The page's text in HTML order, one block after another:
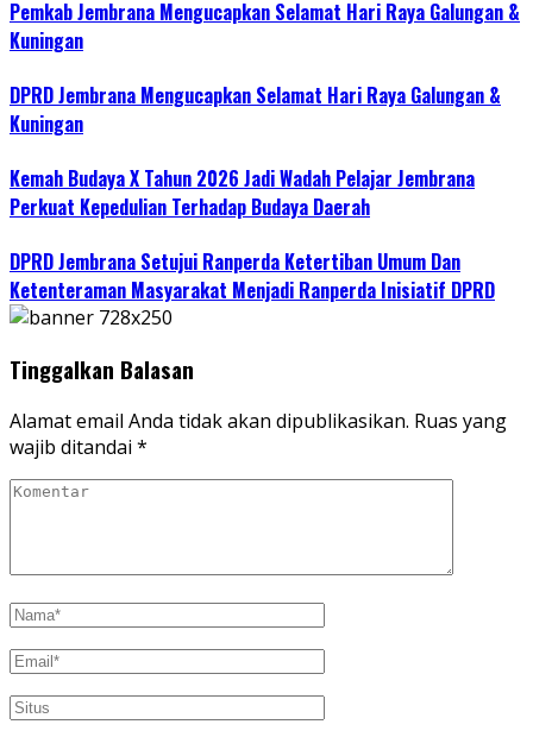
Pemkab Jembrana Mengucapkan Selamat Hari Raya Galungan &
Kuningan
DPRD Jembrana Mengucapkan Selamat Hari Raya Galungan &
Kuningan
Kemah Budaya X Tahun 2026 Jadi Wadah Pelajar Jembrana
Perkuat Kepedulian Terhadap Budaya Daerah
DPRD Jembrana Setujui Ranperda Ketertiban Umum Dan
Ketenteraman Masyarakat Menjadi Ranperda Inisiatif DPRD
Tinggalkan Balasan
Alamat email Anda tidak akan dipublikasikan. Ruas yang
wajib ditandai *